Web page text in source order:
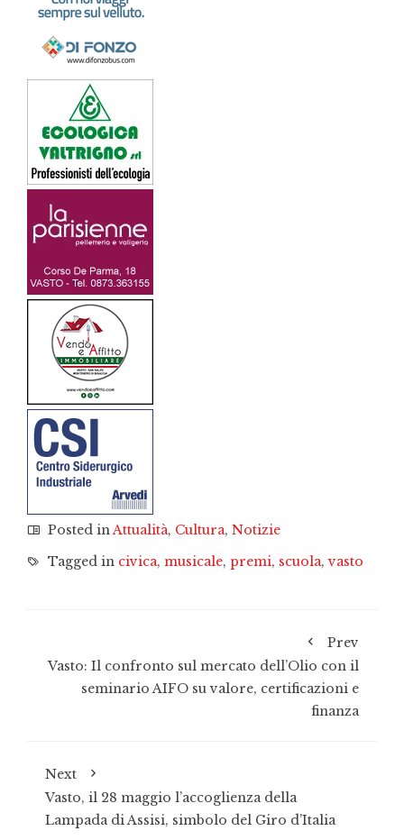
Posted inAttualità, Cultura, Notizie
Tagged in civica, musicale, premi, scuola,vasto
Prev
Vasto: Il confronto sul mercato dell’Olio con il
seminario AIFO su valore, certificazioni e
finanza
Next
Vasto, il 28 maggio l’accoglienza della
Lampada di Assisi, simbolo del Giro d’Italia